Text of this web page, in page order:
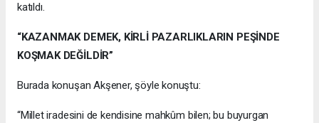
katıldı.
“KAZANMAK DEMEK, KİRLİ PAZARLIKLARIN PEŞİNDE
KOŞMAK DEĞİLDİR”
Burada konuşan Akşener, şöyle konuştu:
“Millet iradesini de kendisine mahkûm bilen; bu buyurgan